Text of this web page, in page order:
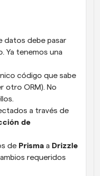
datos debe pasar
Ya tenemos una
código que sabe
otro ORM). No
de
de Prisma a Drizzle
requeridos